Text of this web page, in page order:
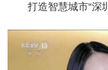
打造智慧城市“深